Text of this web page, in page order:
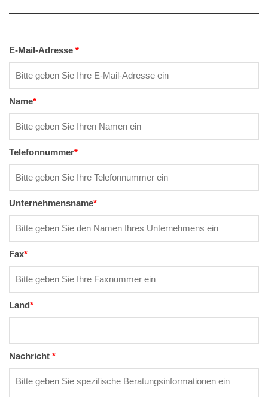
E-Mail-Adresse *
Name*
Telefonnummer*
Unternehmensname*
Fax*
Land*
Nachricht *